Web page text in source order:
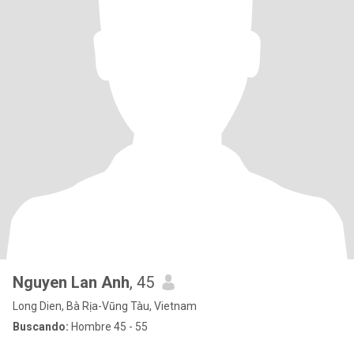
Nguyen Lan Anh, 45
Long Dien, Bà Rịa-Vũng Tàu, Vietnam
Buscando: Hombre 45 - 55